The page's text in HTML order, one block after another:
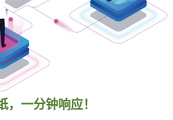
，一分钟响应！